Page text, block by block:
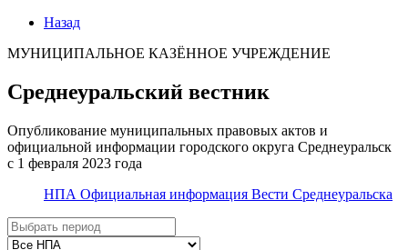
Назад
МУНИЦИПАЛЬНОЕ КАЗЁННОЕ УЧРЕЖДЕНИЕ
Среднеуральский вестник
Опубликование муниципальных правовых актов и
официальной информации городского округа Среднеуральск
с 1 февраля 2023 года
НПА Официальная информация Вести Среднеуральска